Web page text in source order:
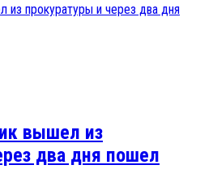
вышел из
два дня пошел